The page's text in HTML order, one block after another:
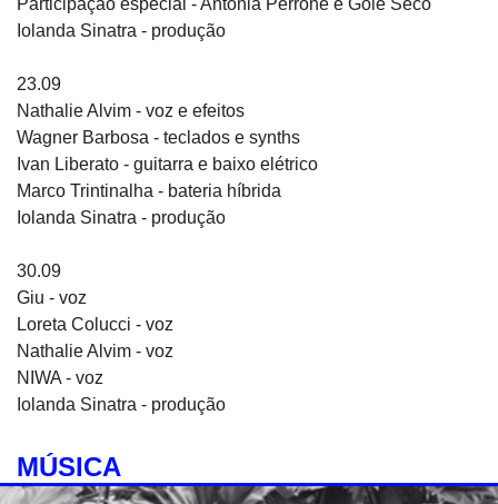
Participação especial - Antônia Perrone e Gole Seco
Iolanda Sinatra - produção
23.09
Nathalie Alvim - voz e efeitos
Wagner Barbosa - teclados e synths
Ivan Liberato - guitarra e baixo elétrico
Marco Trintinalha - bateria híbrida
Iolanda Sinatra - produção
30.09
Giu - voz
Loreta Colucci - voz
Nathalie Alvim - voz
NIWA - voz
Iolanda Sinatra - produção
MÚSICA